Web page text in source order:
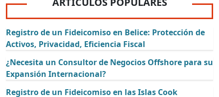
Registro de un Fideicomiso en Belice: Protección de
Activos, Privacidad, Eficiencia Fiscal
¿Necesita un Consultor de Negocios Offshore para su
Expansión Internacional?
Registro de un Fideicomiso en las Islas Cook